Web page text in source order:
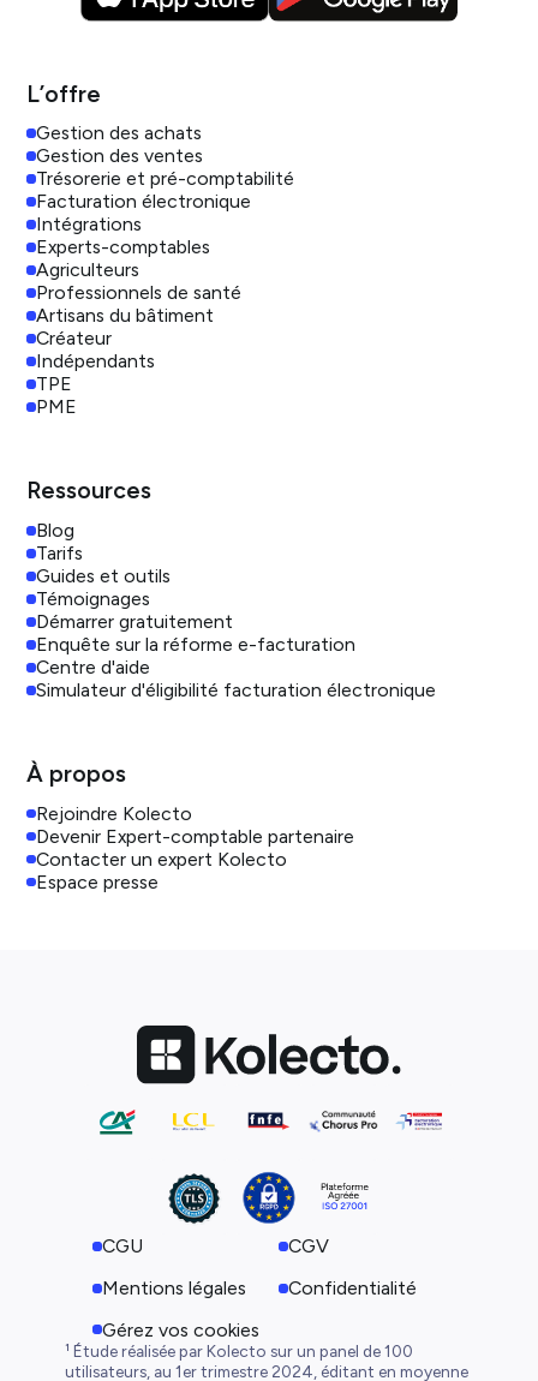
L’offre
Gestion des achats
Gestion des ventes
Trésorerie et pré-comptabilité
Facturation électronique
Intégrations
Experts-comptables
Agriculteurs
Professionnels de santé
Artisans du bâtiment
Créateur
Indépendants
TPE
PME
Ressources
Blog
Tarifs
Guides et outils
Témoignages
Démarrer gratuitement
Enquête sur la réforme e-facturation
Centre d'aide
Simulateur d'éligibilité facturation électronique
À propos
Rejoindre Kolecto
Devenir Expert-comptable partenaire
Contacter un expert Kolecto
Espace presse
CGU
CGV
Mentions légales
Confidentialité
Gérez vos cookies
¹ Étude réalisée par Kolecto sur un panel de 100
utilisateurs, au 1er trimestre 2024, éditant en moyenne